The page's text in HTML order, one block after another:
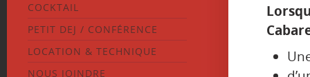
COCKTAIL
PETIT DEJ / CONFÉRENCE
LOCATION & TECHNIQUE
NOUS JOINDRE